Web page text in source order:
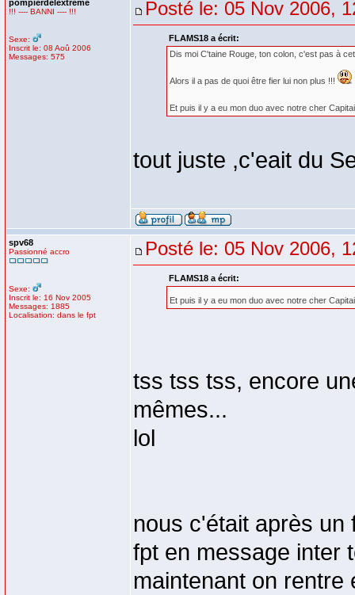
pompierdelextreme
!!! ---- BANNI ---- !!!
Sexe:
Inscrit le: 08 Aoû 2006
Messages: 575
Posté le: 05 Nov 2006,
FLAMS18 a écrit:
Dis moi C'taine Rouge, ton colon, c'est pas à
Alors il a pas de quoi être fier lui non plus !!!
Et puis il y a eu mon duo avec notre cher
tout juste ,c'eait du
spv68
Passionné accro
Sexe:
Inscrit le: 16 Nov 2005
Messages: 1885
Localisation: dans le fpt
Posté le: 05 Nov 2006,
FLAMS18 a écrit:
Et puis il y a eu mon duo avec notre cher
tss tss tss, encore
mêmes...
lol
nous c'était après un
fpt en message inter
maintenant on rentre